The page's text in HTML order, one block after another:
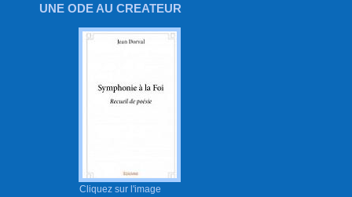
UNE ODE AU CREATEUR
Cliquez sur l'image